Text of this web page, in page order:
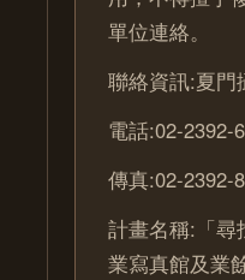
單位連絡。
聯絡資訊:夏門
電話:02-2392-
傳真:02-2392-
計畫名稱:「尋
業寫真館及業